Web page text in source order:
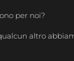
per noi?
altro